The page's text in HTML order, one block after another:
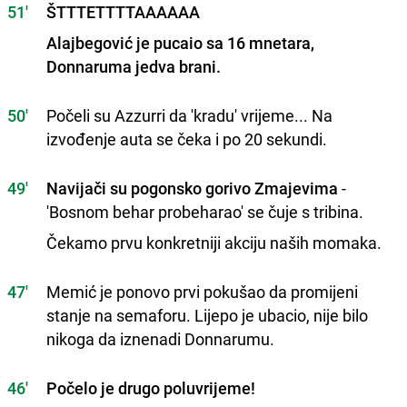
51'
ŠTTTETTTTAAAAAA
Alajbegović je pucaio sa 16 mnetara,
Donnaruma jedva brani.
50'
Počeli su Azzurri da 'kradu' vrijeme... Na
izvođenje auta se čeka i po 20 sekundi.
49' Navijači su pogonsko gorivo Zmajevima -
'Bosnom behar probeharao' se čuje s tribina.
Čekamo prvu konkretniji akciju naših momaka.
47'
Memić je ponovo prvi pokušao da promijeni
stanje na semaforu. Lijepo je ubacio, nije bilo
nikoga da iznenadi Donnarumu.
46'
Počelo je drugo poluvrijeme!